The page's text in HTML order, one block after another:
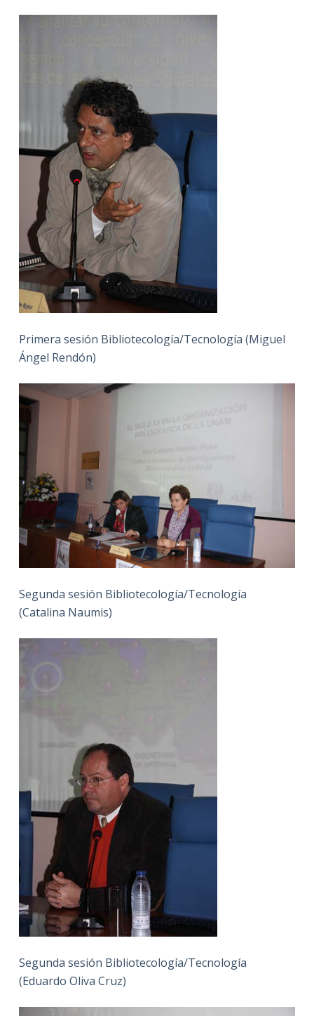
Primera sesión Bibliotecología/Tecnología (Miguel
Ángel Rendón)
Segunda sesión Bibliotecología/Tecnología
(Catalina Naumis)
Segunda sesión Bibliotecología/Tecnología
(Eduardo Oliva Cruz)